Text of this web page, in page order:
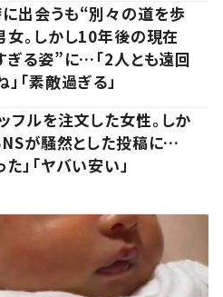
出会うも“別々の道を歩
女。しかし10年後の現在
る姿”に…「2人とも遠回
「素敵過ぎる」
フルを注文した女性。しか
が騒然とした投稿に…
」「ヤバい安い」